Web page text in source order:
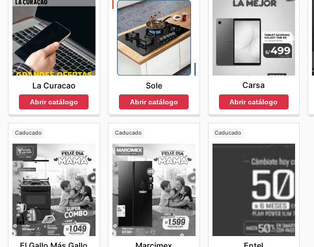
La Curacao
Abrir catálogo
Sole
Abrir catálogo
Carsa
Abrir catálogo
Caducado Caducado Caducado